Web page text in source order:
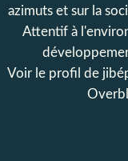
azimuts et sur la
Attentif à
Voir le profil de